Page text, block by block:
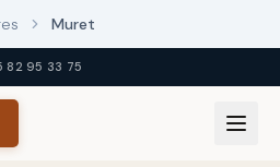
Muret
82 95 33 75